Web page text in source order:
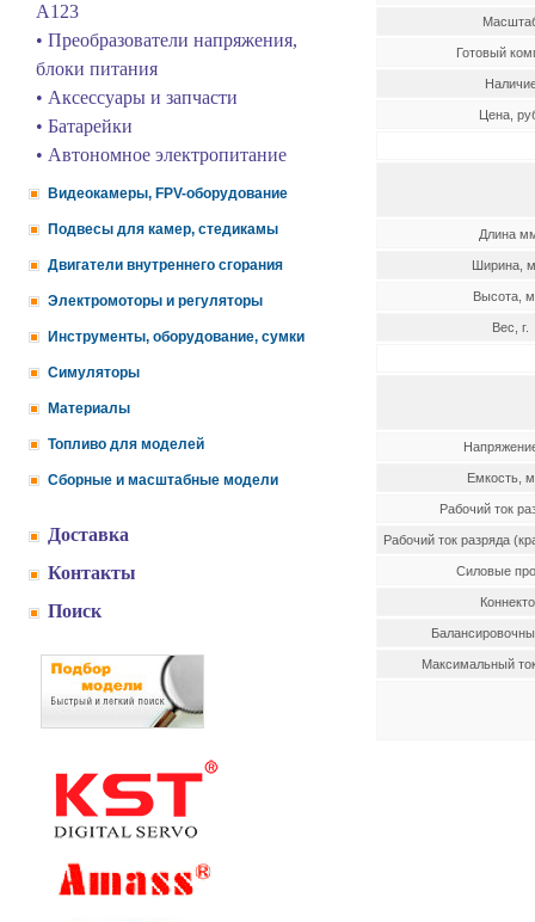
A123
• Преобразователи напряжения,
блоки питания
• Аксессуары и запчасти
• Батарейки
• Автономное электропитание
Видеокамеры, FPV-оборудование
Подвесы для камер, стедикамы
Двигатели внутреннего сгорания
Электромоторы и регуляторы
Инструменты, оборудование, сумки
Симуляторы
Материалы
Топливо для моделей
Сборные и масштабные модели
Доставка
Контакты
Поиск
Готовый
Цена,
Длина
Ширина,
Высота,
Вес, г.
Емкость,
Рабочий ток
Рабочий ток разряда
Силовые
Максимальный